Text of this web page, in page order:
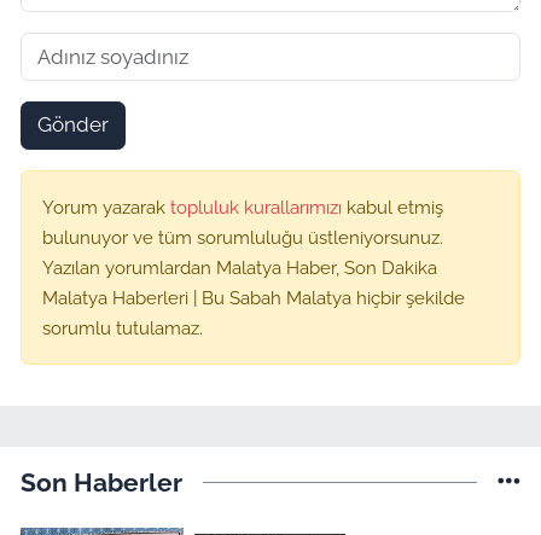
Gönder
Yorum yazarak topluluk kurallarımızı kabul etmiş
bulunuyor ve tüm sorumluluğu üstleniyorsunuz.
Yazılan yorumlardan Malatya Haber, Son Dakika
Malatya Haberleri | Bu Sabah Malatya hiçbir şekilde
sorumlu tutulamaz.
Son Haberler